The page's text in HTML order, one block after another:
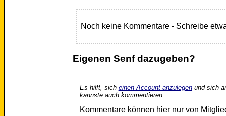
Noch keine Kommentare - Schreibe
Eigenen Senf dazugeben?
Es hilft, sich einen Account anzulegenund sich
kannste auch kommentieren.
Kommentare können hier nur von